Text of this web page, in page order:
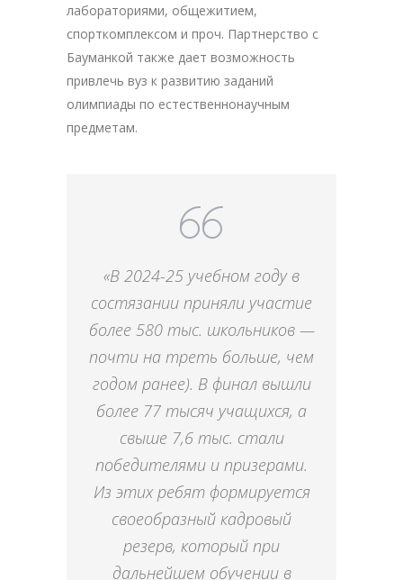
лабораториями, общежитием,
спорткомплексом и проч. Партнерство с
Бауманкой также дает возможность
привлечь вуз к развитию заданий
олимпиады по естественнонаучным
предметам.
«В 2024-25 учебном году в
состязании приняли участие
более 580 тыс. школьников —
почти на треть больше, чем
годом ранее). В финал вышли
более 77 тысяч учащихся, а
свыше 7,6 тыс. стали
победителями и призерами.
Из этих ребят формируется
своеобразный кадровый
резерв, который при
дальнейшем обучении в